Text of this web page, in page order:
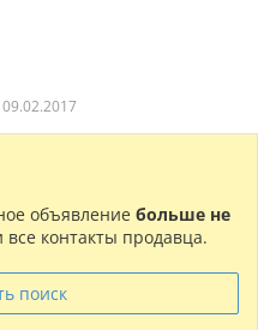
объявление больше не
контакты продавца.
поиск